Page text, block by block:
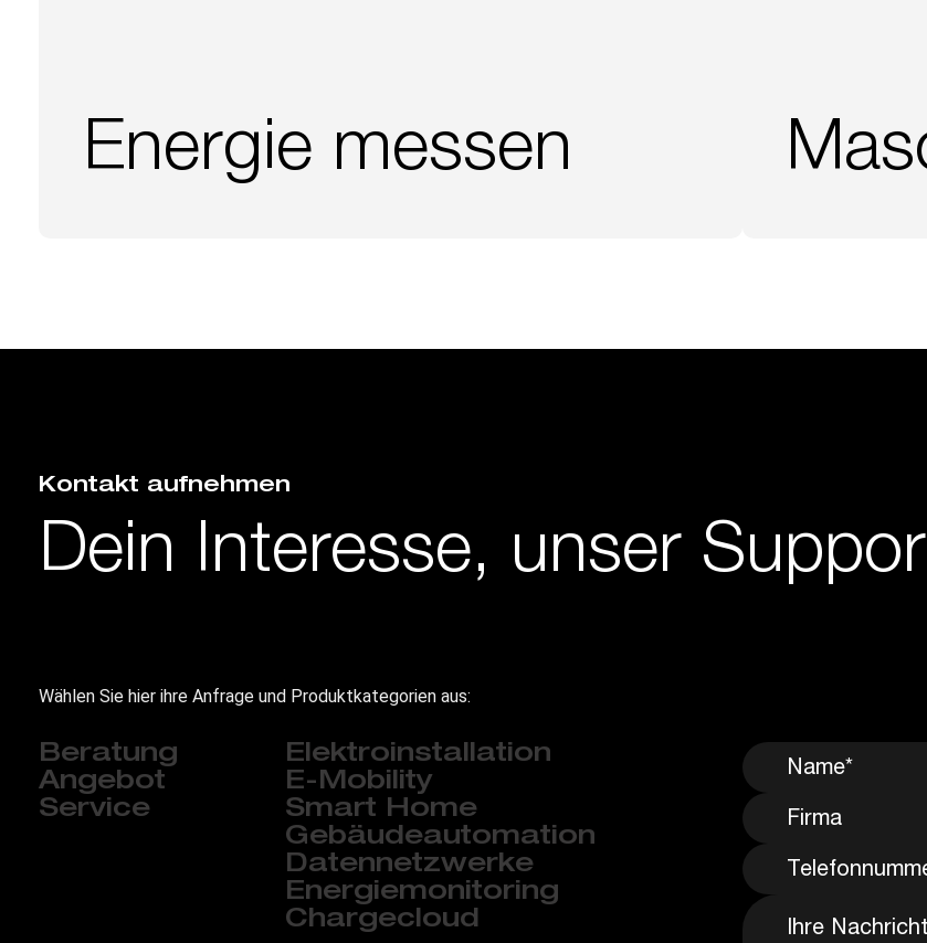
Energie messen
Kontakt aufnehmen
Dein Interesse, unser
Wählen Sie hier ihre Anfrage und Produktkategorien aus:
Beratung
Angebot
Service
Elektroinstallation
E-Mobility
Smart Home
Gebäudeautomation
Datennetzwerke
Energiemonitoring
Chargecloud